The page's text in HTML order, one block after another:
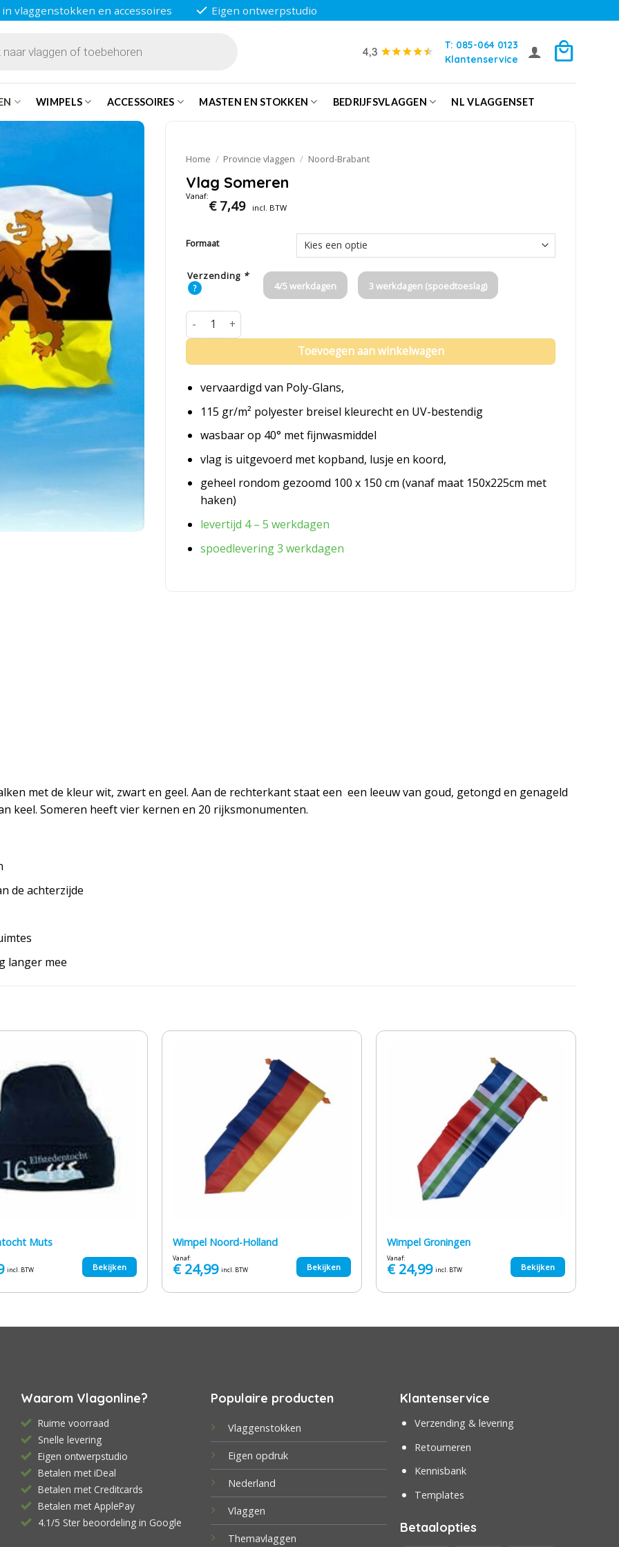
vlaggenstokken en accessoires Eigen ontwerpstudio
T: 085-064 0123
Klantenservice
WIMPELS ACCESSOIRES MASTEN EN STOKKEN BEDRIJFSVLAGGEN NL VLAGGENSET
Home / Provincie vlaggen / Noord-Brabant
Vlag Someren
Vanaf:
€7,49 incl. BTW
Formaat
Verzending *
? 4/5 werkdagen 3 werkdagen (spoedtoeslag)
Vlag Someren aantal
Toevoegen aan winkelwagen
vervaardigd van Poly-Glans,
115 gr/m² polyester breisel kleurecht en UV-bestendig
wasbaar op 40° met fijnwasmiddel
vlag is uitgevoerd met kopband, lusje en koord,
geheel rondom gezoomd 100 x 150 cm (vanaf maat 150x225cm met
haken)
levertijd 4 – 5 werkdagen
spoedlevering 3 werkdagen
met de kleur wit, zwart en geel. Aan de rechterkant staat een een leeuw van goud, getongd en genageld
keel. Someren heeft vier kernen en 20 rijksmonumenten.
de achterzijde
langer mee
Muts
incl. BTW Bekijken
Wimpel Noord-Holland
Vanaf:
€24,99 incl. BTW Bekijken
Wimpel Groningen
Vanaf:
€24,99 incl. BTW Bekijken
Waarom Vlagonline?
Ruime voorraad
Snelle levering
Eigen ontwerpstudio
Betalen met iDeal
Betalen met Creditcards
Betalen met ApplePay
4.1/5 Ster beoordeling in Google
Populaire producten
Vlaggenstokken
Eigen opdruk
Nederland
Vlaggen
Themavlaggen
Klantenservice
Verzending & levering
Retourneren
Kennisbank
Templates
Betaalopties